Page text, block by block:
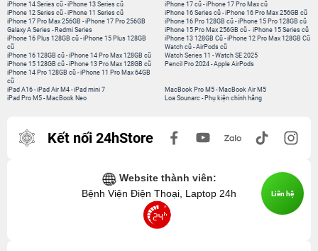
iPhone 14 Series cũ -iPhone 13 Series cũ
iPhone 12 Series cũ -iPhone 11 Series cũ
iPhone 17 Pro Max 256GB -iPhone 17 Pro 256GB
Galaxy A Series - Redmi Series
iPhone 17 cũ-iPhone 17 Pro Max cũ
iPhone 16 Series cũ- iPhone 16 Pro Max 256GB cũ
iPhone 16 Pro 128GB cũ-iPhone 15 Pro 128GB cũ
iPhone 15 Pro Max 256GB cũ- iPhone 15 Series cũ
iPhone 16 Plus 128GB cũ -iPhone 15 Plus 128GB
cũ
iPhone 16 128GB cũ -iPhone 14 Pro Max 128GB cũ
iPhone 15 128GB cũ -iPhone 13 Pro Max 128GB cũ
iPhone 14 Pro 128GB cũ -iPhone 11 Pro Max 64GB
cũ
iPhone 13 128GB Cũ-iPhone 12 Pro Max 128GB Cũ
Watch cũ-AirPods cũ
Watch Series 11 -Watch SE 2025
Pencil Pro 2024-Apple AirPods
iPad A16 -iPad Air M4 -iPad mini 7
iPad Pro M5 - MacBook Neo
MacBook Pro M5- MacBook Air M5
Loa Sounarc- Phụ kiện chính hãng
Kết nối 24hStore
Website thành viên:
Bệnh Viện Điện Thoại, Laptop 24h
Liên hệ